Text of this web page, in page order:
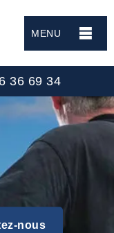
MENU
36 69 34
nous